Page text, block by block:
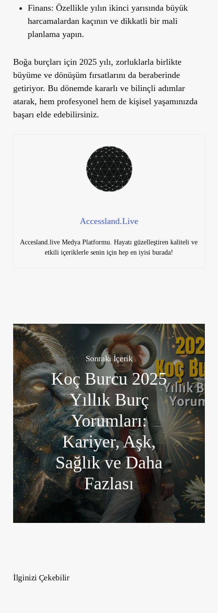
Finans: Özellikle yılın ikinci yarısında büyük
harcamalardan kaçının ve dikkatli bir mali
planlama yapın.
Boğa burçları için 2025 yılı, zorluklarla birlikte
büyüme ve dönüşüm fırsatlarını da beraberinde
getiriyor. Bu dönemde kararlı ve bilinçli adımlar
atarak, hem profesyonel hem de kişisel yaşamınızda
başarı elde edebilirsiniz.
Accessland.Live
Accesland.live Medya Platformu. Hayatı güzelleştiren kaliteli ve
etkili içeriklerle senin için hep en iyisi burada!
Sonraki İçerik
Koç Burcu 2025
Yıllık Burç
Yorumları:
Kariyer, Aşk,
Sağlık ve Daha
Fazlası
İlginizi Çekebilir